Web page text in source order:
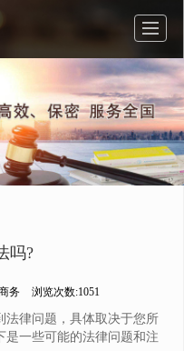
航
吗?
务 浏览次数:1051
法律问题，具体取决于您所
是一些可能的法律问题和注